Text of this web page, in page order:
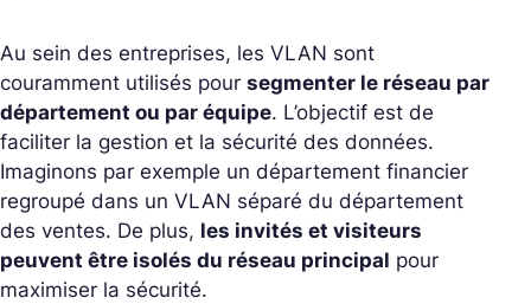
Au sein des entreprises, les VLAN sont
couramment utilisés pour segmenter le réseau par
département ou par équipe. L’objectif est de
faciliter la gestion et la sécurité des données.
Imaginons par exemple un département financier
regroupé dans un VLAN séparé du département
des ventes. De plus, les invités et visiteurs
peuvent être isolés du réseau principal pour
maximiser la sécurité.